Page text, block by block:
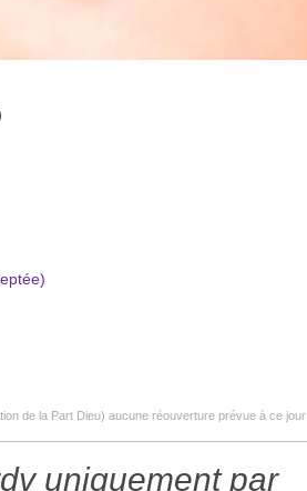
de la Part Dieu) aucune réouverture prévue à ce jour
uniquement par